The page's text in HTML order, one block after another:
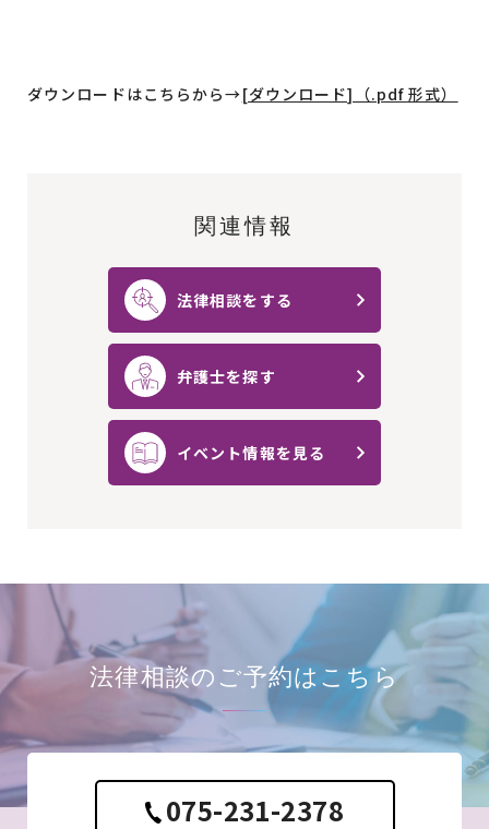
ダウンロードはこちらから→[ダウンロード]（.pdf 形式）
関連情報
法律相談をする
弁護士を探す
イベント情報を見る
法律相談の ご予約はこちら
075-231-2378